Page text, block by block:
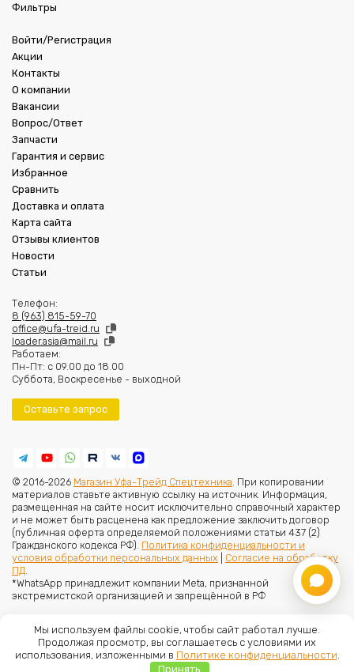
Фильтры
Войти/Регистрация
Акции
Контакты
О компании
Вакансии
Вопрос/Ответ
Запчасти
Гарантия и сервис
Избранное
Сравнить
Доставка и оплата
Карта сайта
Отзывы клиентов
Новости
Статьи
Телефон:
8 (963) 815-59-70
office@ufa-treid.ru
loader.asia@mail.ru
Работаем:
Пн-Пт: с 09.00 до 18.00
Суббота, Воскресенье - выходной
Оставьте запрос
© 2016-2026 Магазин Уфа-Трейд Спецтехника . При копировании
материалов ставьте активную ссылку на источник. Информация,
размещенная на сайте носит исключительно справочный характер
и не может быть расценена как предложение заключить договор
(публичная оферта определяемой положениями статьи 437 (2)
Гражданского кодекса РФ). Политика конфиденциальности и
условия обработки персональных данных
Согласие на обработку
ПД
*WhatsApp принадлежит компании Meta, признанной
экстремистской организацией и запрещённой в РФ
Мы используем файлы cookie, чтобы сайт работал лучше.
Продолжая просмотр, вы соглашаетесь с условиями их
использования, изложенными в Политике конфиденциальности
Принять